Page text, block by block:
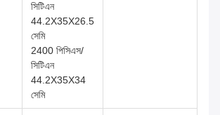
সিটিএন
44.2X35X26.5
সেমি
2400 পিসিএস/
সিটিএন
44.2X35X34
সেমি